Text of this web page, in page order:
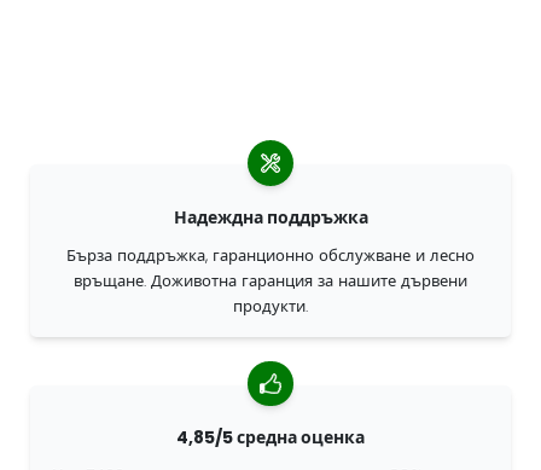
Надеждна поддръжка
Бърза поддръжка, гаранционно обслужване и лесно
връщане. Доживотна гаранция за нашите дървени
продукти.
4,85/5 средна оценка